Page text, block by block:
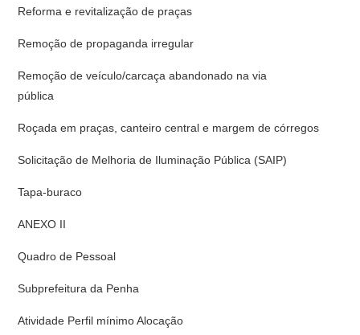
Reforma e revitalização de praças
Remoção de propaganda irregular
Remoção de veículo/carcaça abandonado na via
Roçada em praças, canteiro central e margem de córregos
Solicitação de Melhoria de Iluminação Pública (SAIP)
Tapa-buraco
ANEXO II
Quadro de Pessoal
Subprefeitura da Penha
Atividade Perfil mínimo Alocação